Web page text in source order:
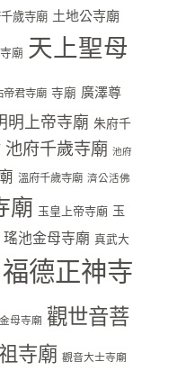
歲寺廟 土地公寺廟
廟 天上聖母
帝君寺廟 寺廟 廣澤尊
明上帝寺廟 朱府千
池府千歲寺廟 池府
溫府千歲寺廟 濟公活佛
廟 玉皇上帝寺廟 玉
瑤池金母寺廟 真武大
福德正神寺
母寺廟 觀世音菩
寺廟 觀音大士寺廟